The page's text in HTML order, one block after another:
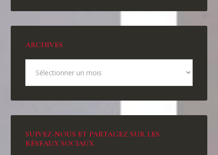
ARCHIVES
SUIVEZ-NOUS ET PARTAGEZ SUR LES
RÉSEAUX SOCIAUX